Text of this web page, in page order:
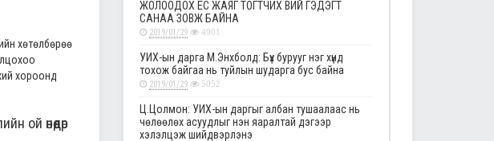
хөтөлбөрөө
хороонд
ой өнөөдөр
ЖОЛООДОХ ЁС ЖАЯГ ТОГТЧИХ ВИЙ ГЭДЭГТ
САНАА ЗОВЖ БАЙНА
2019/01/29 4901
УИХ-ын дарга М.Энхболд: Бүх бурууг нэг хүнд
тохож байгаа нь туйлын шударга бус байна
2019/01/29 5052
Ц.Цолмон: УИХ-ын даргыг албан тушаалаас нь
чөлөөлөх асуудлыг нэн яаралтай дэгээр
хэлэлцэж шийдвэрлэнэ